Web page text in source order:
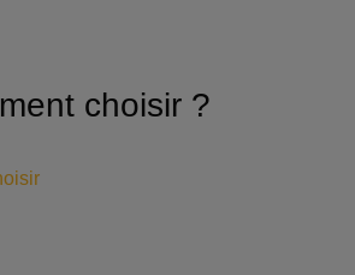
choisir ?